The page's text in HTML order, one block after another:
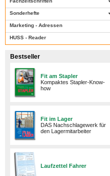
Sonderhefte
Marketing - Adressen
HUSS - Reader
Bestseller
Fit am Stapler
Kompaktes Stapler-Know-
how
Fit im Lager
DAS Nachschlagewerk für
den Lagermitarbeiter
Laufzettel Fahrer